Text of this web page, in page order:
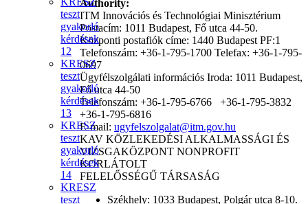
Authority:
ITM Innovációs és Technológiai Minisztérium
Postacím: 1011 Budapest, Fő utca 44-50.
Központi postafiók címe: 1440 Budapest PF:1
Telefonszám: +36-1-795-1700 Telefax: +36-1-795-
0697
Ügyfélszolgálati információs Iroda: 1011 Budapest,
Fő utca 44-50
Telefonszám: +36-1-795-6766 +36-1-795-3832
+36-1-795-6816
E-mail: ugyfelszolgalat@itm.gov.hu
KAV KÖZLEKEDÉSI ALKALMASSÁGI ÉS
VIZSGAKÖZPONT NONPROFIT
KORLÁTOLT
FELELŐSSÉGŰ TÁRSASÁG
Székhely: 1033 Budapest, Polgár utca 8-10.
teszt
gyakorló
kérdések
12
KRESZ
teszt
gyakorló
kérdések
13
KRESZ
teszt
gyakorló
kérdések
14
KRESZ
teszt